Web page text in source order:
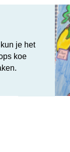
je het
koe